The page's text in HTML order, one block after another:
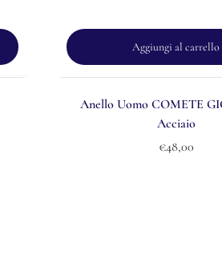
Aggiungi al carrello
Anello Uomo COMETE
Acciaio
€48,00